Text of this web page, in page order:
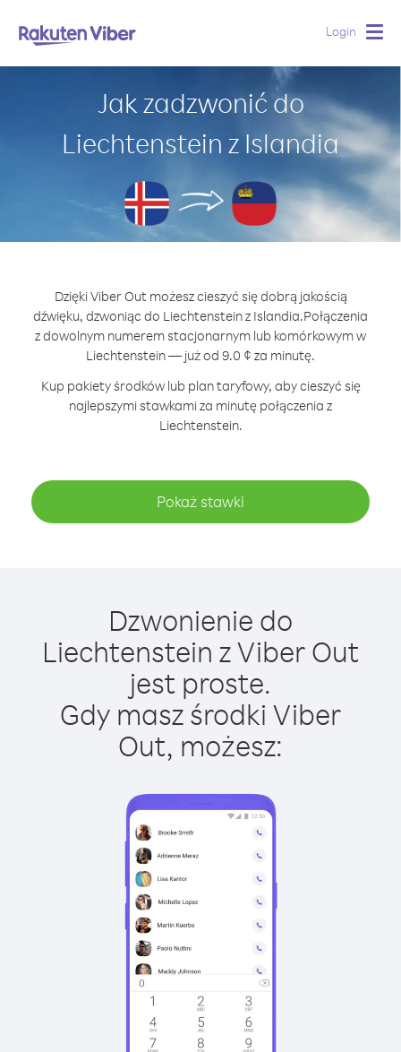
Login
Jak zadzwonić do
Liechtenstein z Islandia
Dzięki Viber Out możesz cieszyć się dobrą jakością
dźwięku, dzwoniąc do Liechtenstein z Islandia.Połączenia
z dowolnym numerem stacjonarnym lub komórkowym w
Liechtenstein — już od 9.0 ¢ za minutę.
Kup pakiety środków lub plan taryfowy, aby cieszyć się
najlepszymi stawkami za minutę połączenia z
Liechtenstein.
Pokaż stawki
Dzwonienie do
Liechtenstein z Viber Out
jest proste.
Gdy masz środki Viber
Out, możesz: